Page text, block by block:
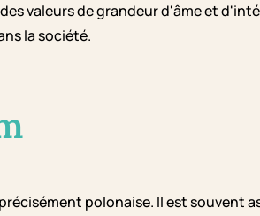
valeurs de grandeur d'âme et
la société.
polonaise. Il est souvent